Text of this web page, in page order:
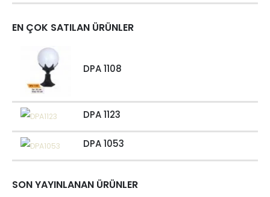
EN ÇOK SATILAN ÜRÜNLER
DPA 1108
DPA 1123
DPA 1053
SON YAYINLANAN ÜRÜNLER